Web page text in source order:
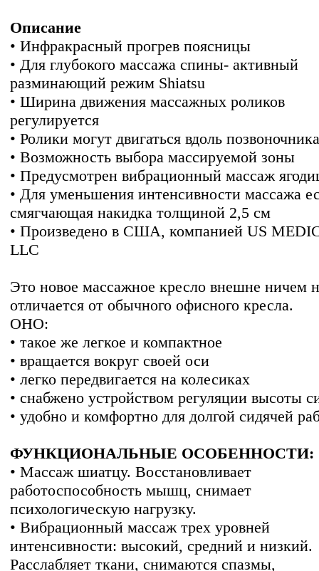
Описание
• Инфракрасный прогрев поясницы
• Для глубокого массажа спины- активный
разминающий режим Shiatsu
• Ширина движения массажных роликов
регулируется
• Ролики могут двигаться вдоль позвоночника
• Возможность выбора массируемой зоны
• Предусмотрен вибрационный массаж
• Для уменьшения интенсивности массажа
смягчающая накидка толщиной 2,5 см
• Произведено в США, компанией US
LLC
Это новое массажное кресло внешне ничем
отличается от обычного офисного кресла.
ОНО:
• такое же легкое и компактное
• вращается вокруг своей оси
• легко передвигается на колесиках
• снабжено устройством регуляции высоты
• удобно и комфортно для долгой сидячей
ФУНКЦИОНАЛЬНЫЕ ОСОБЕННОСТИ:
• Массаж шиатцу. Восстановливает
работоспособность мышц, снимает
психологическую нагрузку.
• Вибрационный массаж трех уровней
интенсивности: высокий, средний и низкий.
Расслабляет ткани, снимаются спазмы,